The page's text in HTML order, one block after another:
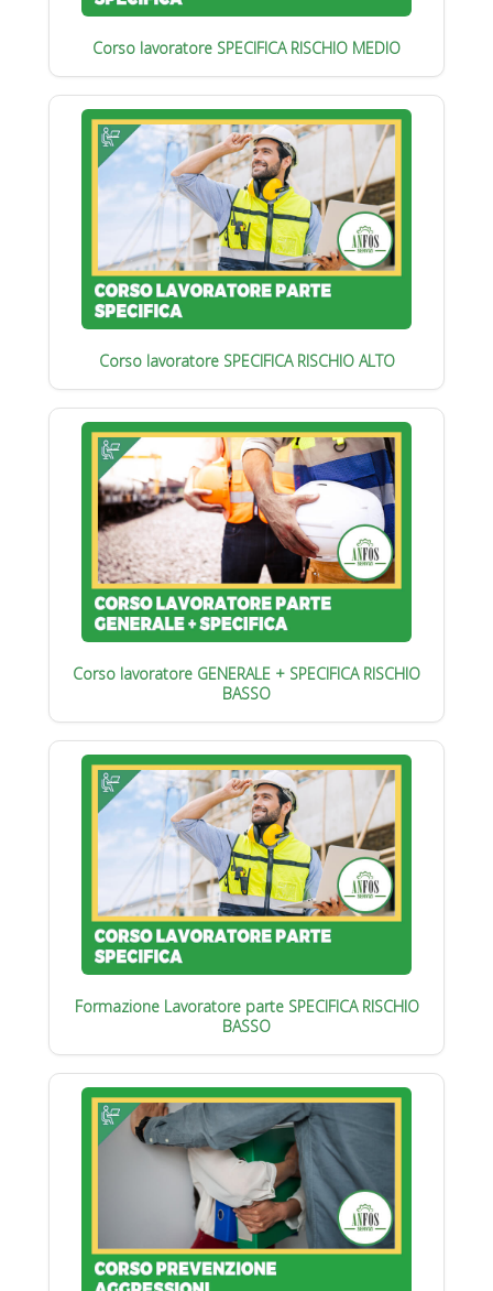
Corso lavoratore SPECIFICA RISCHIO MEDIO
Corso lavoratore SPECIFICA RISCHIO ALTO
Corso lavoratore GENERALE + SPECIFICA RISCHIO
BASSO
Formazione Lavoratore parte SPECIFICA RISCHIO
BASSO